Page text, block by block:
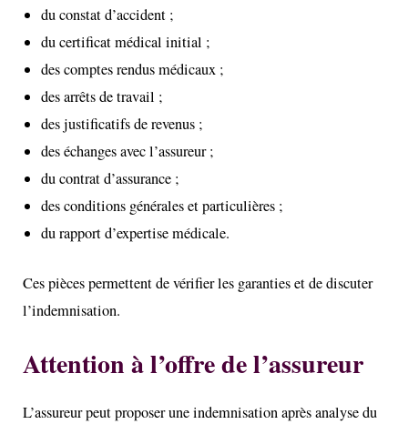
du constat d’accident ;
du certificat médical initial ;
des comptes rendus médicaux ;
des arrêts de travail ;
des justificatifs de revenus ;
des échanges avec l’assureur ;
du contrat d’assurance ;
des conditions générales et particulières ;
du rapport d’expertise médicale.
Ces pièces permettent de vérifier les garanties et de discuter
l’indemnisation.
Attention à l’offre de l’assureur
L’assureur peut proposer une indemnisation après analyse du